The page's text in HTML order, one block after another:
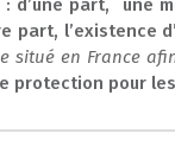
d’une part, une
part, l’existence
situé en France
protection pour